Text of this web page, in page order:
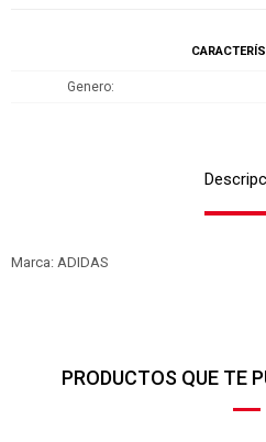
Genero
Marca: ADIDAS
PRODUCTOS QUE TE